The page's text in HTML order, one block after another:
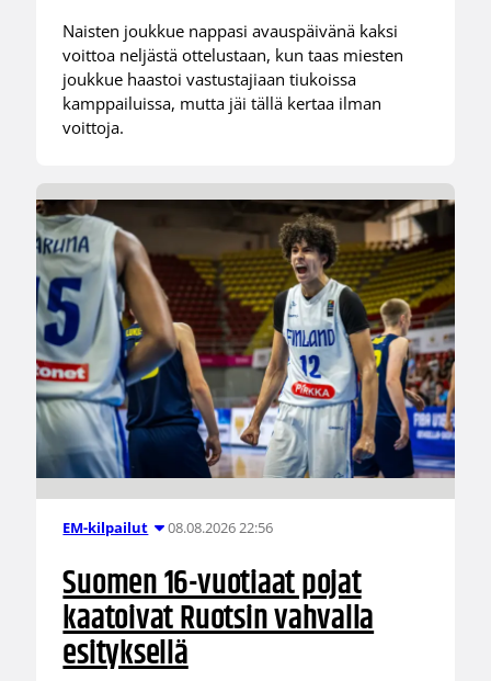
Naisten joukkue nappasi avauspäivänä kaksi
voittoa neljästä ottelustaan, kun taas miesten
joukkue haastoi vastustajiaan tiukoissa
kamppailuissa, mutta jäi tällä kertaa ilman
voittoja.
EM-kilpailut 08.08.2026 22:56
Suomen 16-vuotiaat pojat
kaatoivat Ruotsin vahvalla
esityksellä